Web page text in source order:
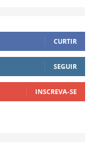
CURTIR
SEGUIR
INSCREVA-SE